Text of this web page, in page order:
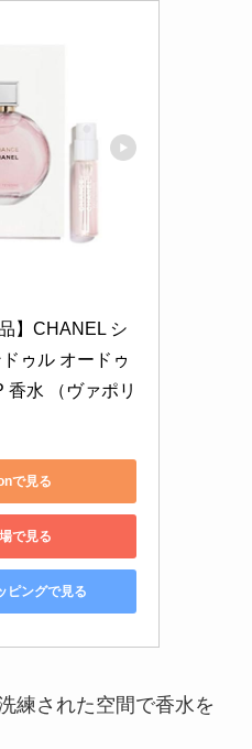
】CHANEL シ
ゥル オードゥ
香水 （ヴァポリ
で見る
で見る
ピングで見る
練された空間で香水を